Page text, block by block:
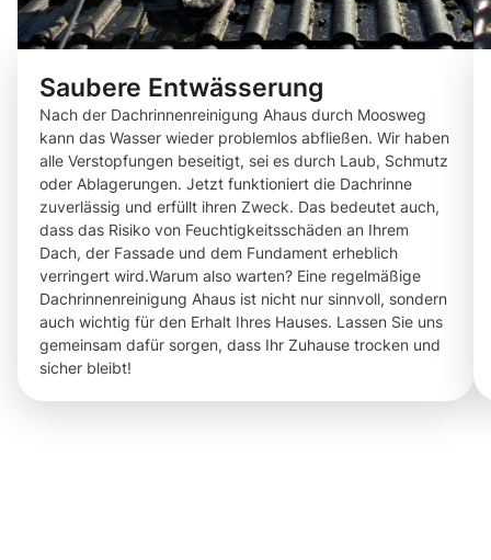
Saubere Entwässerung
Nach der Dachrinnenreinigung Ahaus durch Moosweg
kann das Wasser wieder problemlos abfließen. Wir haben
alle Verstopfungen beseitigt, sei es durch Laub, Schmutz
oder Ablagerungen. Jetzt funktioniert die Dachrinne
zuverlässig und erfüllt ihren Zweck. Das bedeutet auch,
dass das Risiko von Feuchtigkeitsschäden an Ihrem
Dach, der Fassade und dem Fundament erheblich
verringert wird.Warum also warten? Eine regelmäßige
Dachrinnenreinigung Ahaus ist nicht nur sinnvoll, sondern
auch wichtig für den Erhalt Ihres Hauses. Lassen Sie uns
gemeinsam dafür sorgen, dass Ihr Zuhause trocken und
sicher bleibt!